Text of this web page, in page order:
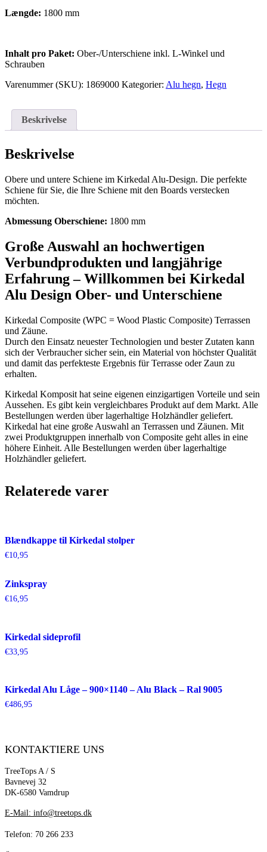
Længde: 1800 mm
Inhalt pro Paket: Ober-/Unterschiene inkl. L-Winkel und
Schrauben
Varenummer (SKU): 1869000 Kategorier: Alu hegn, Hegn
Beskrivelse
Beskrivelse
Obere und untere Schiene im Kirkedal Alu-Design. Die perfekte
Schiene für Sie, die Ihre Schiene mit den Boards verstecken
möchten.
Abmessung Oberschiene: 1800 mm
Große Auswahl an hochwertigen
Verbundprodukten und langjährige
Erfahrung – Willkommen bei Kirkedal
Alu Design Ober- und Unterschiene
Kirkedal Composite (WPC = Wood Plastic Composite) Terrassen
und Zäune.
Durch den Einsatz neuester Technologien und bester Zutaten kann
sich der Verbraucher sicher sein, ein Material von höchster Qualität
und damit das perfekteste Ergebnis für Terrasse oder Zaun zu
erhalten.
Kirkedal Komposit hat seine eigenen einzigartigen Vorteile und sein
Aussehen. Es gibt kein vergleichbares Produkt auf dem Markt. Alle
Bestellungen werden über lagerhaltige Holzhändler geliefert.
Kirkedal hat eine große Auswahl an Terrassen und Zäunen. Mit
zwei Produktgruppen innerhalb von Composite geht alles in eine
höhere Einheit. Alle Bestellungen werden über lagerhaltige
Holzhändler geliefert.
Relaterede varer
Blændkappe til Kirkedal stolper
€10,95
Zinkspray
€16,95
Kirkedal sideprofil
€33,95
Kirkedal Alu Låge – 900×1140 – Alu Black – Ral 9005
€486,95
KONTAKTIERE UNS
TreeTops A / S
Bavnevej 32
DK-6580 Vamdrup
E-Mail: info@treetops.dk
Telefon: 70 266 233